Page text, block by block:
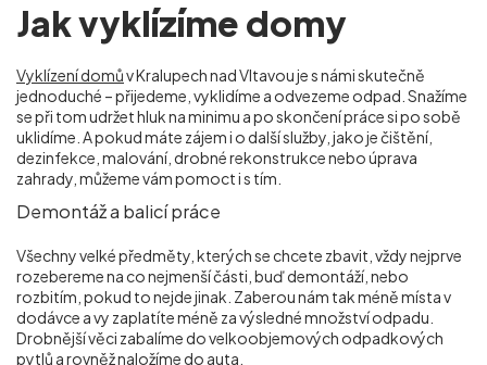
Jak vyklízíme domy
Vyklízení domův Kralupech nad Vltavou je s námi skutečně
jednoduché – přijedeme, vyklidíme a odvezeme odpad. Snažíme
se při tom udržet hluk na minimu a po skončení práce si po sobě
uklidíme. A pokud máte zájem i o další služby, jako je čištění,
dezinfekce, malování, drobné rekonstrukce nebo úprava
zahrady, můžeme vám pomoct i s tím.
Demontáž a balicí práce
Všechny velké předměty, kterých se chcete zbavit, vždy nejprve
rozebereme na co nejmenší části, buď demontáží, nebo
rozbitím, pokud to nejde jinak. Zaberou nám tak méně místa v
dodávce a vy zaplatíte méně za výsledné množství odpadu.
Drobnější věci zabalíme do velkoobjemových odpadkových
pytlů a rovněž naložíme do auta.